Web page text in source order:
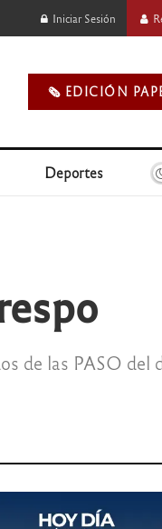
Iniciar Sesión
🗞️ EDICIÓN
Deportes
de las PASO del